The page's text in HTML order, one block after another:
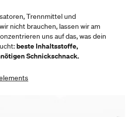
Trennmittel und
nicht brauchen, lassen wir am
uns auf das, was dein
beste Inhaltsstoffe,
Schnickschnack.